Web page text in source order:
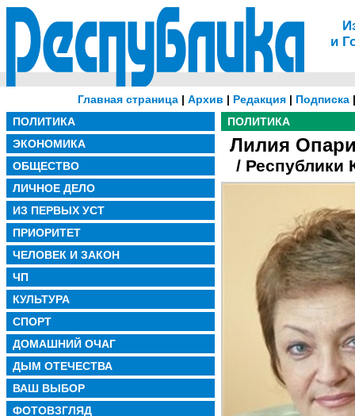
и
Главная страница | Архив | Редакция | Подписка
ПОЛИТИКА
ЭКОНОМИКА
ОБЩЕСТВО
ЛИЧНОЕ ДЕЛО
ИЗ ПЕРВЫХ УСТ
ПРИОРИТЕТ
ЧЕЛОВЕК И ЗАКОН
ЧП
КУЛЬТУРА
СПОРТ
ДОМАШНИЙ ОЧАГ
ДЫМ ОТЕЧЕСТВА
ВАШ ВЫБОР
ФОТОВЗГЛЯД
ПОЛИТИКА
Лилия
/ Республики